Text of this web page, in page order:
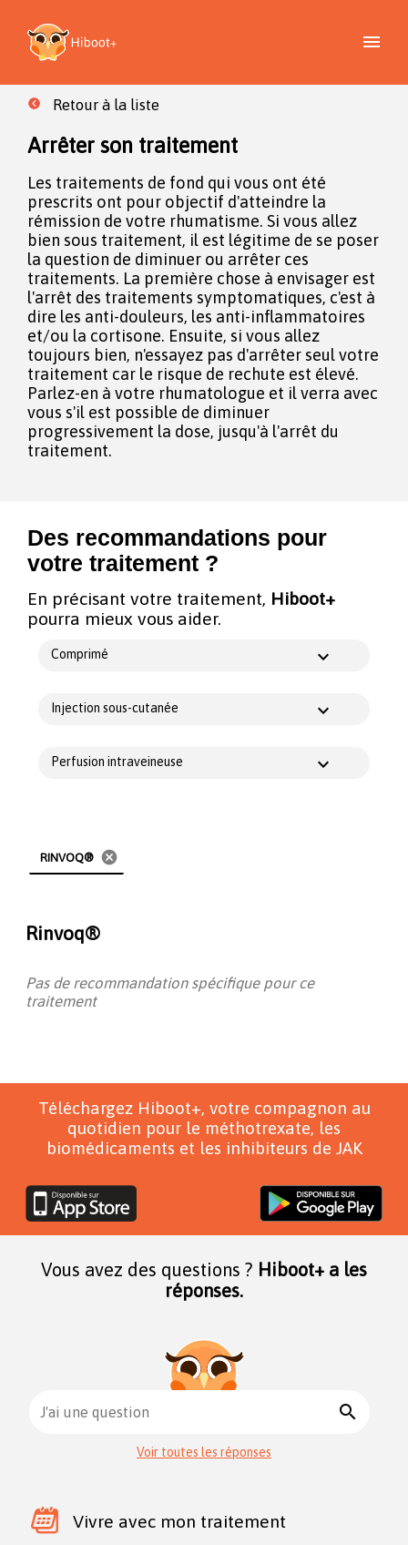
Retour à la liste
Arrêter son traitement
Les traitements de fond qui vous ont été
prescrits ont pour objectif d'atteindre la
rémission de votre rhumatisme. Si vous allez
bien sous traitement, il est légitime de se poser
la question de diminuer ou arrêter ces
traitements. La première chose à envisager est
l'arrêt des traitements symptomatiques, c'est à
dire les anti-douleurs, les anti-inflammatoires
et/ou la cortisone. Ensuite, si vous allez
toujours bien, n'essayez pas d'arrêter seul votre
traitement car le risque de rechute est élevé.
Parlez-en à votre rhumatologue et il verra avec
vous s'il est possible de diminuer
progressivement la dose, jusqu'à l'arrêt du
traitement.
Des recommandations pour
votre traitement ?
En précisant votre traitement, Hiboot+
pourra mieux vous aider.
Comprimé
Injection sous-cutanée
Perfusion intraveineuse
RINVOQ® cancel
Rinvoq®
Pas de recommandation spécifique pour ce
traitement
Téléchargez Hiboot+, votre compagnon au
quotidien pour le méthotrexate, les
biomédicaments et les inhibiteurs de JAK
Vous avez des questions ? Hiboot+ a les
réponses.
J'ai une question search
Voir toutes les réponses
Vivre avec mon traitement